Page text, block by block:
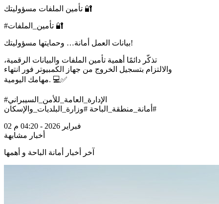
تأمين الملفات مسؤوليتك 🔐
#تأمين_الملفات 🔐
بيانات العمل أمانة… وحمايتها مسؤوليتك!
تذكّر دائمًا أهمية تأمين الملفات والبيانات الرقمية،
والالتزام بتسجيل الخروج من جهاز الكمبيوتر فور انتهاء
مهامك اليومية. 💻✅
#الإدارة_العامة_للأمن_السيبراني
#أمانة_منطقة_الباحة #وزارة_البلديات_والإسكان
02 فبراير 2026 - 04:20 م
أخبار مشابهة
آخر أخبار أمانة الباحة و أهمها